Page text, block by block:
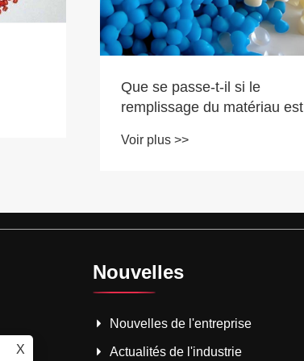
Que se passe-t-il si le
remplissage du matériau est
TPE modifié au fini mat ?
Voir plus >>
Nouvelles
Nouvelles de l'entreprise
Actualités de l'industrie
X